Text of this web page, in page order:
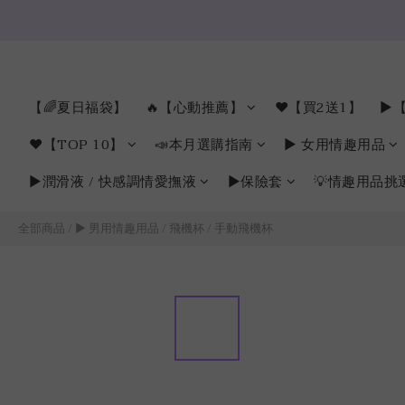
【🌈夏日福袋】 🔥【心動推薦】 ❤️【買2送1】
►
❤️【TOP 10】
📣本月選購指南
► 女用情趣用品
►潤滑液 / 快感調情愛撫液
►保險套 💡情趣用品挑
全部商品 ► 男用情趣用品 飛機杯 手動飛機杯